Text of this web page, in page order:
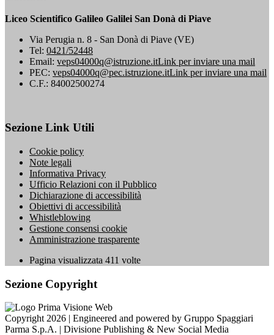
Liceo Scientifico Galileo Galilei San Donà di Piave
Via Perugia n. 8 - San Donà di Piave (VE)
Tel: 0421/52448
Email: veps04000q@istruzione.itLink per inviare una mail
PEC: veps04000q@pec.istruzione.itLink per inviare una mail
C.F.: 84002500274
Sezione Link Utili
Cookie policy
Note legali
Informativa Privacy
Ufficio Relazioni con il Pubblico
Dichiarazione di accessibilità
Obiettivi di accessibilità
Whistleblowing
Gestione consensi cookie
Amministrazione trasparente
Pagina visualizzata 411 volte
Sezione Copyright
Copyright 2026 | Engineered and powered by Gruppo Spaggiari
Parma S.p.A. | Divisione Publishing & New Social Media